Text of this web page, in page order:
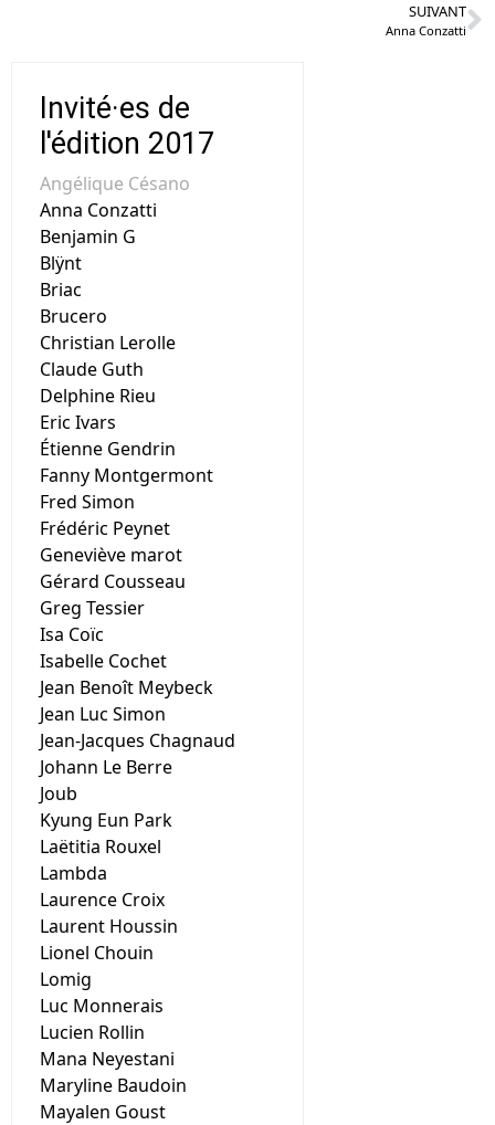
SUIVANT
Anna Conzatti
Invité·es de
l'édition 2017
Angélique Césano
Anna Conzatti
Benjamin G
Blÿnt
Briac
Brucero
Christian Lerolle
Claude Guth
Delphine Rieu
Eric Ivars
Étienne Gendrin
Fanny Montgermont
Fred Simon
Frédéric Peynet
Geneviève marot
Gérard Cousseau
Greg Tessier
Isa Coïc
Isabelle Cochet
Jean Benoît Meybeck
Jean Luc Simon
Jean-Jacques Chagnaud
Johann Le Berre
Joub
Kyung Eun Park
Laëtitia Rouxel
Lambda
Laurence Croix
Laurent Houssin
Lionel Chouin
Lomig
Luc Monnerais
Lucien Rollin
Mana Neyestani
Maryline Baudoin
Mayalen Goust